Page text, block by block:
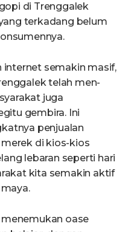
di Trenggalek
terkadang belum
internet semakin masif,
telah men-
juga
gembira. Ini
penjualan
di kios-kios
lebaran seperti hari
kita semakin aktif
oase